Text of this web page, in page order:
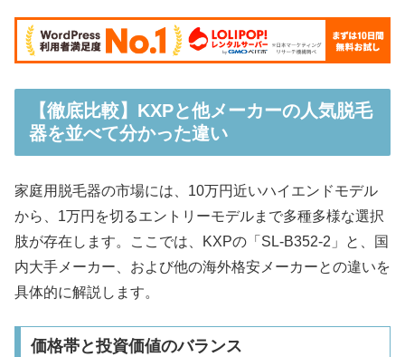
【徹底比較】KXPと他メーカーの人気脱毛
器を並べて分かった違い
家庭用脱毛器の市場には、10万円近いハイエンドモデル
から、1万円を切るエントリーモデルまで多種多様な選択
肢が存在します。ここでは、KXPの「SL-B352-2」と、国
内大手メーカー、および他の海外格安メーカーとの違いを
具体的に解説します。
価格帯と投資価値のバランス